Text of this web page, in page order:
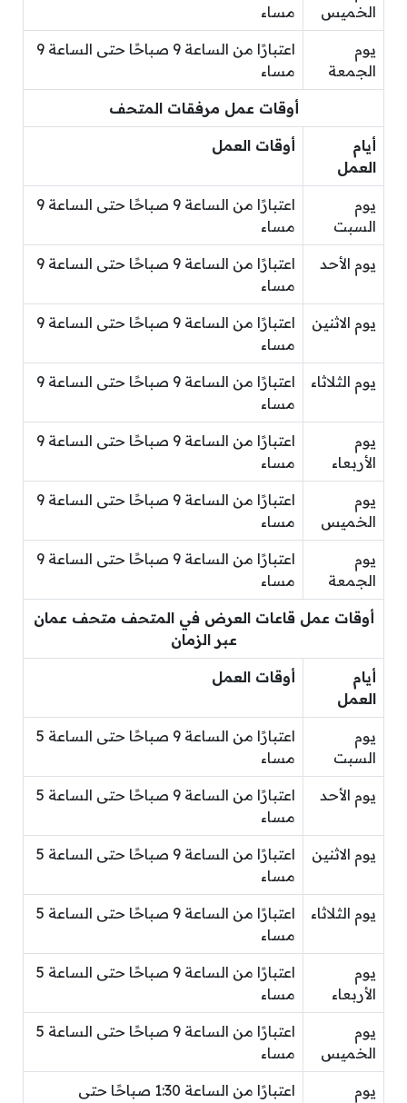
الخميس
مساء
يوم
الجمعة
اعتبارًا من الساعة 9 صباحًا حتى الساعة 9
مساء
أوقات عمل مرفقات المتحف
أيام
العمل
أوقات العمل
يوم
السبت
اعتبارًا من الساعة 9 صباحًا حتى الساعة 9
مساء
يوم الأحد
اعتبارًا من الساعة 9 صباحًا حتى الساعة 9
مساء
يوم الاثنين
اعتبارًا من الساعة 9 صباحًا حتى الساعة 9
مساء
يوم الثلاثاء
اعتبارًا من الساعة 9 صباحًا حتى الساعة 9
مساء
يوم
الأربعاء
اعتبارًا من الساعة 9 صباحًا حتى الساعة 9
مساء
يوم
الخميس
اعتبارًا من الساعة 9 صباحًا حتى الساعة 9
مساء
يوم
الجمعة
اعتبارًا من الساعة 9 صباحًا حتى الساعة 9
مساء
أوقات عمل قاعات العرض في المتحف متحف عمان
عبر الزمان
أيام
العمل
أوقات العمل
يوم
السبت
اعتبارًا من الساعة 9 صباحًا حتى الساعة 5
مساء
يوم الأحد
اعتبارًا من الساعة 9 صباحًا حتى الساعة 5
مساء
يوم الاثنين
اعتبارًا من الساعة 9 صباحًا حتى الساعة 5
مساء
يوم الثلاثاء
اعتبارًا من الساعة 9 صباحًا حتى الساعة 5
مساء
يوم
الأربعاء
اعتبارًا من الساعة 9 صباحًا حتى الساعة 5
مساء
يوم
الخميس
اعتبارًا من الساعة 9 صباحًا حتى الساعة 5
مساء
يوم
اعتبارًا من الساعة 1:30 صباحًا حتى